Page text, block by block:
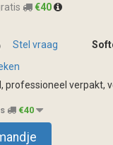
€40
Stel vraag
professioneel verpakt,
€40